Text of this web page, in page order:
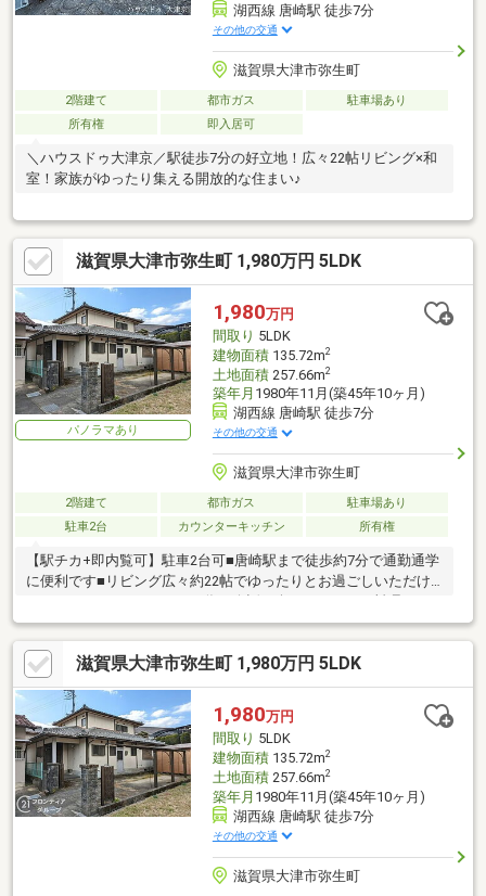
湖西線 唐崎駅 徒歩7分
その他の交通
滋賀県大津市弥生町
2階建て 都市ガス
駐車場あり
所有権
即入居可
＼ハウスドゥ大津京／駅徒歩7分の好立地！広々22帖リビング×和
室！家族がゆったり集える開放的な住まい♪
滋賀県大津市弥生町 1,980万円 5LDK
パノラマあり
1,980万円
間取り 5LDK
建物面積135.72m2
土地面積257.66m2
築年月 1980年11月(築45年10ヶ月)
湖西線 唐崎駅 徒歩7分
その他の交通
滋賀県大津市弥生町
2階建て 都市ガス
駐車場あり
駐車2台
カウンターキッチン 所有権
【駅チカ+即内覧可】駐車2台可■唐崎駅まで徒歩約7分で通勤通学
に便利です■リビング広々約22帖でゆったりとお過ごしいただけ
きますね
滋賀県大津市弥生町 1,980万円 5LDK
1,980万円
間取り 5LDK
建物面積135.72m2
土地面積257.66m2
築年月 1980年11月(築45年10ヶ月)
湖西線 唐崎駅 徒歩7分
その他の交通
滋賀県大津市弥生町